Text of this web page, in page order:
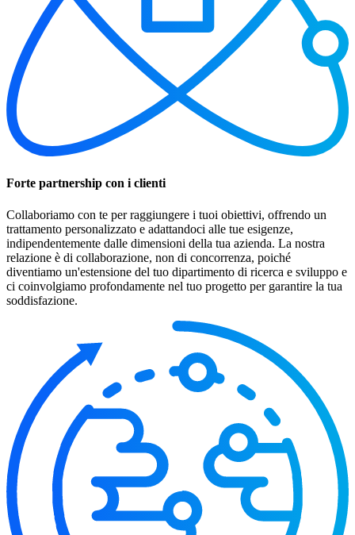
Forte partnership con i clienti
Collaboriamo con te per raggiungere i tuoi obiettivi, offrendo un
trattamento personalizzato e adattandoci alle tue esigenze,
indipendentemente dalle dimensioni della tua azienda. La nostra
relazione è di collaborazione, non di concorrenza, poiché
diventiamo un'estensione del tuo dipartimento di ricerca e sviluppo e
ci coinvolgiamo profondamente nel tuo progetto per garantire la tua
soddisfazione.